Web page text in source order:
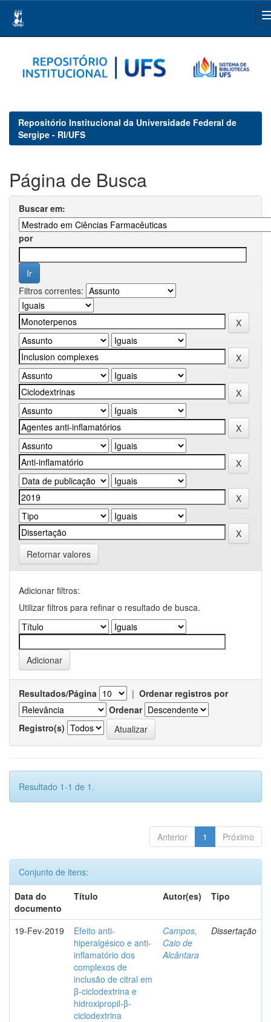
navigation
Repositório Institucional da Universidade Federal de
Sergipe - RI/UFS
Página de Busca
Buscar em:
por
Filtros correntes:
Retornar valores
Adicionar filtros:
Utilizar filtros para refinar o resultado de busca.
Resultados/Página | Ordenar registros por
Ordenar
Registro(s)
Resultado 1-1 de 1.
Anterior 1 Próximo
Conjunto de itens:
Data do
documento
Título Autor(es) Tipo
19-Fev-2019
Efeito anti-
hiperalgésico e anti-
inflamatório dos
complexos de
inclusão de citral em
β-ciclodextrina e
hidroxipropil-β-
ciclodextrina
Campos,
Caio de
Alcântara
Dissertação